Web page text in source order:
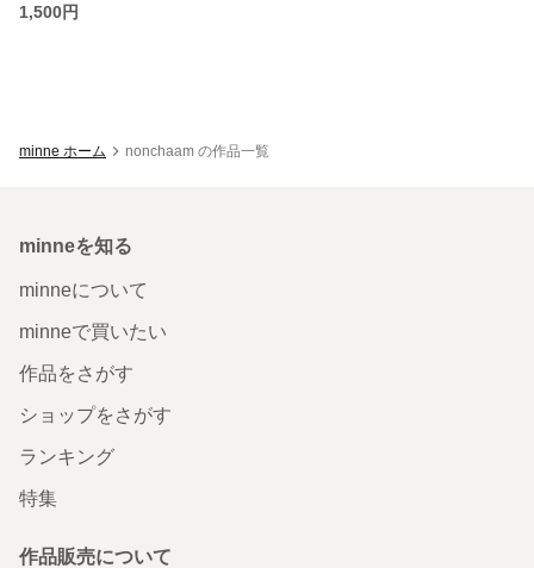
1,500円
minne ホーム nonchaam の作品一覧
minneを知る
minneについて
minneで買いたい
作品をさがす
ショップをさがす
ランキング
特集
作品販売について